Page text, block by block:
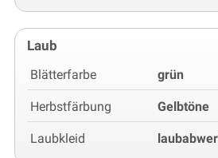
Laub
Blätterfarbe grün
Herbstfärbung Gelbtöne
Laubkleid